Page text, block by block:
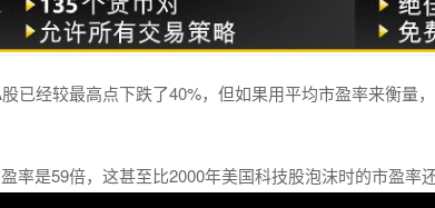
已经较最高点下跌了40%，但如果用平均市盈率来衡量
率是59倍，这甚至比2000年美国科技股泡沫时的市盈率